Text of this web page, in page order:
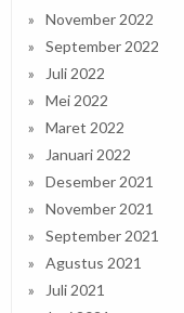
November 2022
September 2022
Juli 2022
Mei 2022
Maret 2022
Januari 2022
Desember 2021
November 2021
September 2021
Agustus 2021
Juli 2021